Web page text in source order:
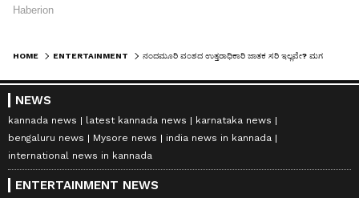
HOME ENTERTAINMENT
NEWS
kannada news latest kannada news
karnataka news
bengaluru news
Mysore news
india news in kannada
international news in kannada
ENTERTAINMENT NEWS